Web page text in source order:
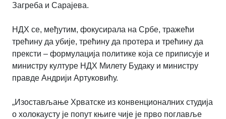
Загреба и Сарајева.
НДХ се, међутим, фокусирала на Србе, тражећи
трећину да убије, трећину да протера и трећину да
прексти – формулација политике која се приписује и
министру културе НДХ Милету Будаку и министру
правде Андрији Артуковићу.
„Изостављање Хрватске из конвенционалних студија
о холокаусту је попут књиге чије је прво поглавље